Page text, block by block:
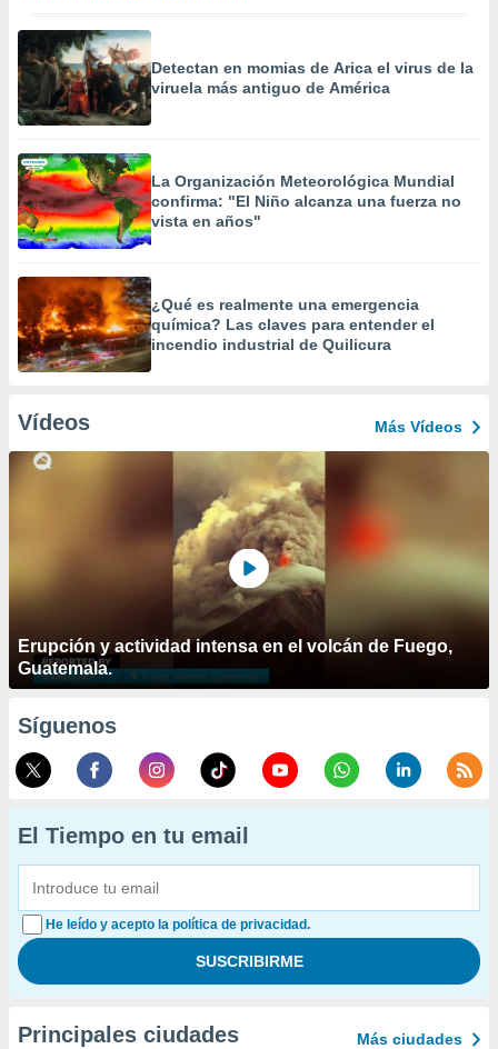
Detectan en momias de Arica el virus de la
viruela más antiguo de América
La Organización Meteorológica Mundial
confirma: "El Niño alcanza una fuerza no
vista en años"
¿Qué es realmente una emergencia
química? Las claves para entender el
incendio industrial de Quilicura
Vídeos Más Vídeos
Erupción y actividad intensa en el volcán de Fuego,
Guatemala.
Síguenos
El Tiempo en tu email
He leído y acepto la política de privacidad.
Principales ciudades Más ciudades